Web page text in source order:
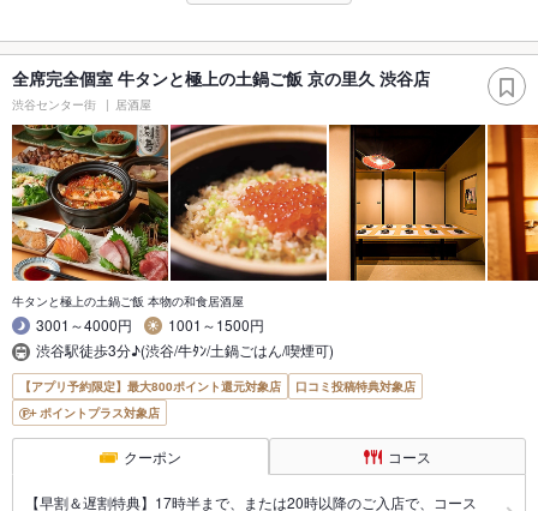
全席完全個室 牛タンと極上の土鍋ご飯 京の里久 渋谷店
渋谷センター街 居酒屋
牛タンと極上の土鍋ご飯 本物の和食居酒屋
3001～4000円
1001～1500円
渋谷駅徒歩3分♪(渋谷/牛ﾀﾝ/土鍋ごはん/喫煙可)
【アプリ予約限定】最大800ポイント還元対象店
口コミ投稿特典対象店
ポイントプラス対象店
クーポン コース
【早割＆遅割特典】17時半まで、または20時以降のご入店で、コース